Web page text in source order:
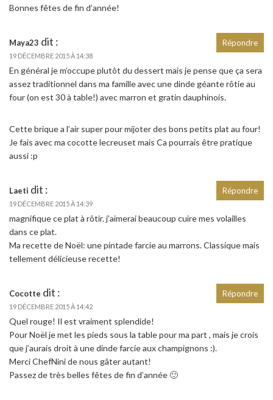
Bonnes fêtes de fin d’année!
Maya23 dit :
19 DÉCEMBRE 2015 À 14:38
En général je m’occupe plutôt du dessert mais je pense que ça sera
assez traditionnel dans ma famille avec une dinde géante rôtie au
four (on est 30 à table!) avec marron et gratin dauphinois.
Cette brique a l’air super pour mijoter des bons petits plat au four!
Je fais avec ma cocotte lecreuset mais Ca pourrais être pratique
aussi :p
Répondre
Laeti dit :
19 DÉCEMBRE 2015 À 14:39
magnifique ce plat à rôtir. j’aimerai beaucoup cuire mes volailles
dans ce plat.
Ma recette de Noël: une pintade farcie au marrons. Classique mais
tellement délicieuse recette!
Répondre
Cocotte dit :
19 DÉCEMBRE 2015 À 14:42
Quel rouge! Il est vraiment splendide!
Pour Noël je met les pieds sous la table pour ma part , mais je crois
que j’aurais droit à une dinde farcie aux champignons :).
Merci ChefNini de nous gâter autant!
Passez de très belles fêtes de fin d’année 🙂
Répondre